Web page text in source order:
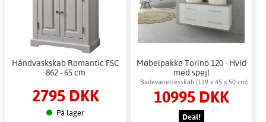
Håndvaskskab Romantic FSC
862 - 65 cm
2795 DKK
På lager
Møbelpakke Torino 120 - Hvid
med spejl
Badeværelsesskab (119 x 45 x 50 cm)
10995 DKK
Deal!